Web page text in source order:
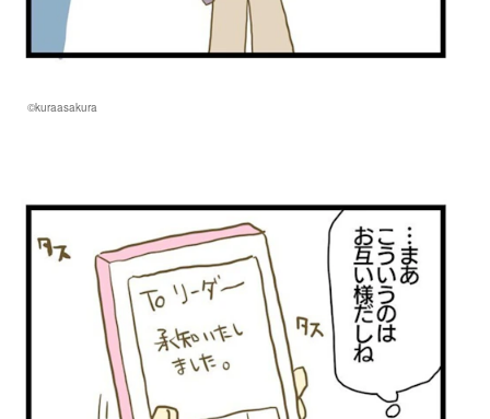
©kuraasakura